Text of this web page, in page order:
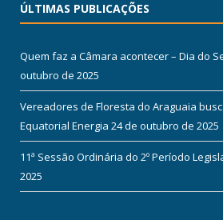
ÚLTIMAS PUBLICAÇÕES
Quem faz a Câmara acontecer – Dia do
outubro de 2025
Vereadores de Floresta do Araguaia
Equatorial Energia 24 de outubro de 2025
11ª Sessão Ordinária do 2º Período
2025